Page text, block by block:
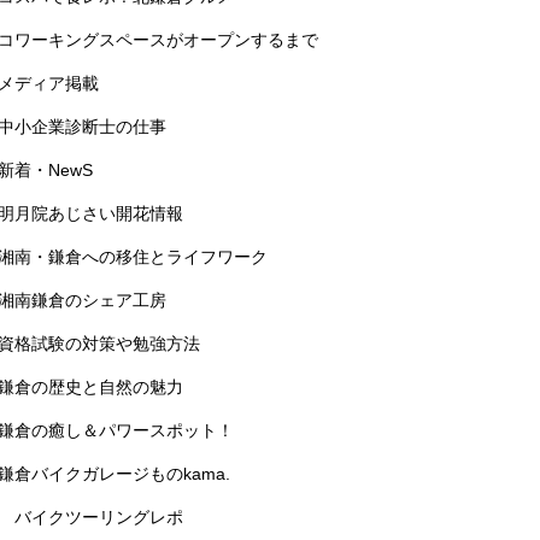
ワーキングスペースがオープンするまで
ディア掲載
小企業診断士の仕事
着・NewS
月院あじさい開花情報
南・鎌倉への移住とライフワーク
南鎌倉のシェア工房
格試験の対策や勉強方法
倉の歴史と自然の魅力
倉の癒し＆パワースポット！
倉バイクガレージものkama.
バイクツーリングレポ